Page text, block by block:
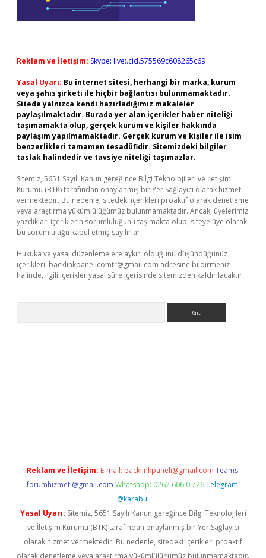
Reklam ve İletişim: Skype: live:.cid.575569c608265c69
Yasal Uyarı: Bu internet sitesi, herhangi bir marka, kurum
veya şahıs şirketi ile hiçbir bağlantısı bulunmamaktadır.
Sitede yalnızca kendi hazırladığımız makaleler
paylaşılmaktadır. Burada yer alan içerikler haber niteliği
taşımamakta olup, gerçek kurum ve kişiler hakkında
paylaşım yapılmamaktadır. Gerçek kurum ve kişiler ile isim
benzerlikleri tamamen tesadüfidir. Sitemizdeki bilgiler
taslak halindedir ve tavsiye niteliği taşımazlar.
Sitemiz, 5651 Sayılı Kanun gereğince Bilgi Teknolojileri ve İletişim
Kurumu (BTK) tarafından onaylanmış bir Yer Sağlayıcı olarak hizmet
vermektedir. Bu nedenle, sitedeki içerikleri proaktif olarak denetleme
veya araştırma yükümlülüğümüz bulunmamaktadır. Ancak, üyelerimiz
yazdıkları içeriklerin sorumluluğunu taşımakta olup, siteye üye olarak
bu sorumluluğu kabul etmiş sayılırlar.
Hukuka ve yasal düzenlemelere aykırı olduğunu düşündüğünüz
içerikleri, backlinkpanelicomtr@gmail.com adresine bildirmeniz
halinde, ilgili içerikler yasal süre içerisinde sitemizden kaldırılacaktır.
Reklam ve İletişim: E-mail: backlinkpaneli@gmail.com Teams:
forumhizmeti@gmail.com Whatsapp: 0262 606 0 726 Telegram:
@karabul
Yasal Uyarı: Sitemiz, 5651 Sayılı Kanun gereğince Bilgi Teknolojileri
ve İletişim Kurumu (BTK) tarafından onaylanmış bir Yer Sağlayıcı
olarak hizmet vermektedir. Bu nedenle, sitedeki içerikleri proaktif
olarak denetleme veya araştırma yükümlülüğümüz bulunmamaktadır.